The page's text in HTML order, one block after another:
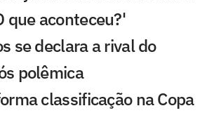
que aconteceu?'
se declara a rival do
polêmica
classificação na Copa